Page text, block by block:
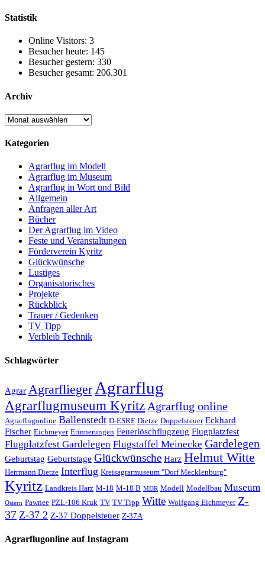
Statistik
Online Visitors: 3
Besucher heute: 145
Besucher gestern: 330
Besucher gesamt: 206.301
Archiv
Archiv
Kategorien
Agrarflug im Modell
Agrarflug im Museum
Agrarflug in Wort und Bild
Allgemein
Anfragen aller Art
Bücher
Der Agrarflug im Video
Feste und Veranstaltungen
Förderverein Kyritz
Glückwünsche
Lustiges
Organisatorisches
Projekte
Rückblick
Trauer / Gedenken
TV Tipp
Verbleib Technik
Schlagwörter
Agrar Agrarflieger Agrarflug
Agrarflugmuseum Kyritz Agrarflug online
Agrarflugonline Ballenstedt D-ESRF Dietze Doppelsteuer Eckhard
Fischer Eichmeyer Erinnerungen Feuerlöschflugzeug Flugplatzfest
Flugplatzfest Gardelegen Flugstaffel Meinecke Gardelegen
Geburtstag Geburtstage Glückwünsche Harz Helmut Witte
Herrmann Dietze Interflug Kreisagrarmuseum "Dorf Mecklenburg"
Kyritz Landkreis Harz M-18 M-18 B MDR Modell Modellbau Museum
Ostern Pawnee PZL-106 Kruk TV TV Tipp Witte Wolfgang Eichmeyer Z-
37 Z-37 2 Z-37 Doppelsteuer Z-37A
Agrarflugonline auf Instagram